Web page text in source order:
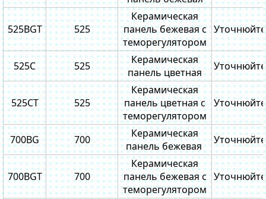
525BGТ 525
Керамическая
панель бежевая с
теморегулятором
Уточнюйте
525C 525
Керамическая
панель цветная
Уточнюйте
525CТ 525
Керамическая
панель цветная с
теморегулятором
Уточнюйте
700BG 700
Керамическая
панель бежевая
Уточнюйте
700BGT 700
Керамическая
панель бежевая с
теморегулятором
Уточнюйте